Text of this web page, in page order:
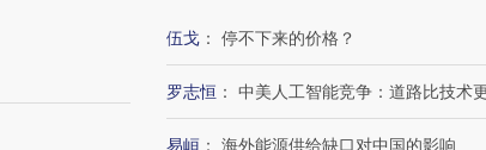
伍戈 ： 停不下来的价格？
罗志恒 ： 中美人工智能竞争：道路比技术
易峘 ： 海外能源供给缺口对中国的影响